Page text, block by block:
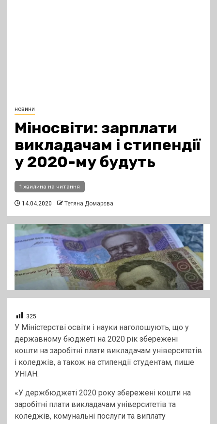
новини
Міносвіти: зарплати
викладачам і стипендії
у 2020-му будуть
1 хвилина на читання
14.04.2020 Тетяна Домарєва
325
У Міністерстві освіти і науки наголошують, що у
державному бюджеті на 2020 рік збережені
кошти на заробітні плати викладачам університетів
і коледжів, а також на стипендії студентам, пише
УНІАН.
«У держбюджеті 2020 року збережені кошти на
заробітні плати викладачам університетів та
коледжів, комунальні послуги та виплату